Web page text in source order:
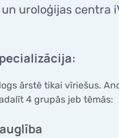
uroloģijas centra
ārstē tikai vīriešus.
4 grupās jeb tēmās: